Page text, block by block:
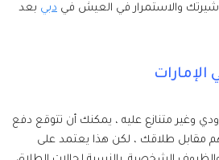
والاستمرار في العيش في دبي بعد
وغير متنازع عليه ، يمكنك أن تتوقع دفع
10000 و 20000 درهم مقابل طلاقك ، لكن هذا يعتمد على